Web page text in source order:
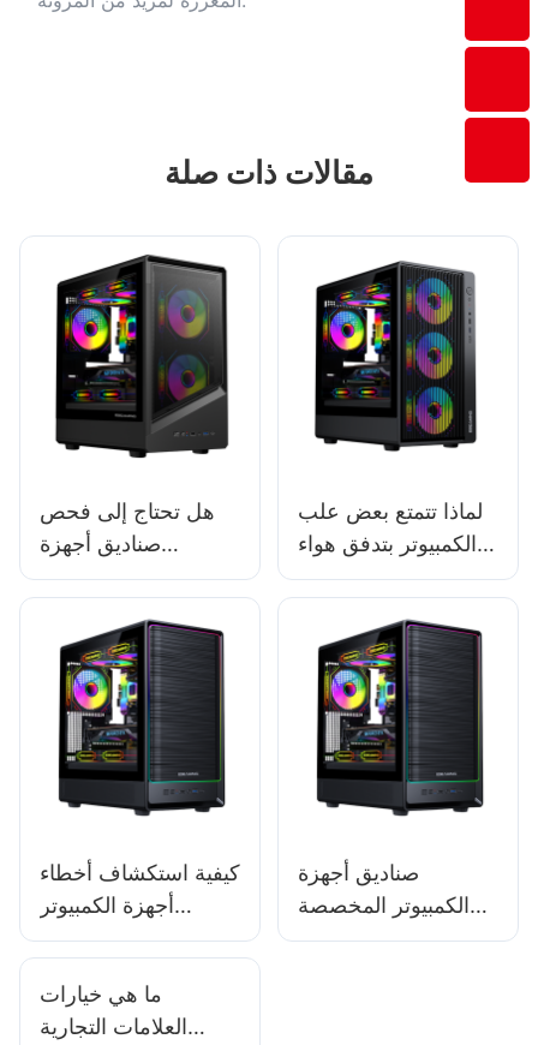
مقالات ذات صلة
هل تحتاج إلى فحص
صناديق أجهزة
الكمبيوتر المخصصة
على نطاق واسع؟
لماذا تتمتع بعض علب
الكمبيوتر بتدفق هواء
أفضل؟
كيفية استكشاف أخطاء
أجهزة الكمبيوتر
المخصصة للألعاب
ذات الصلة
صناديق أجهزة
الكمبيوتر المخصصة
للألعاب 2025: هل تُعد
ما هي خيارات
العلامات التجارية